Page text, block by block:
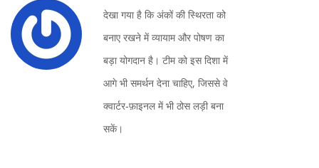
देखा गया है कि अंकों की स्थिरता को
बनाए रखने में व्यायाम और पोषण का
बड़ा योगदान है। टीम को इस दिशा में
आगे भी समर्थन देना चाहिए, जिससे वे
क्वार्टर‑फ़ाइनल में भी ठोस लड़ी बना
सकें।